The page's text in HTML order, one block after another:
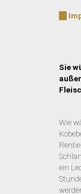
Sie
Wie
ein